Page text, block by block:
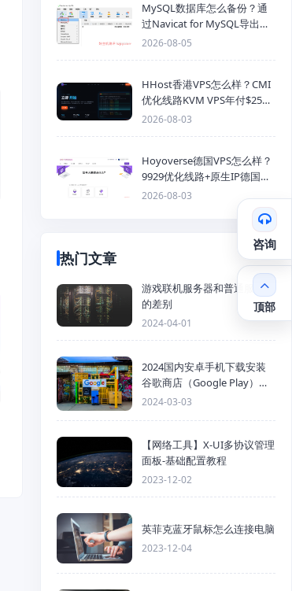
MySQL数据库怎么备份？通
过Navicat for MySQL导出
Mysql数据库为SQL格式备份
2026-08-05
HHost香港VPS怎么样？CMI
优化线路KVM VPS年付$25
起，4GB内存优惠套餐
2026-08-03
Hoyoverse德国VPS怎么样？
9929优化线路+原生IP德国
KVM VPS推荐
2026-08-03
热门文章
游戏联机服务器和普通服务器
的差别
2024-04-01
2024国内安卓手机下载安装
谷歌商店（Google Play）详
细步骤
2024-03-03
【网络工具】X-UI多协议管理
面板-基础配置教程
2023-12-02
英菲克蓝牙鼠标怎么连接电脑
2023-12-04
咨询
顶部